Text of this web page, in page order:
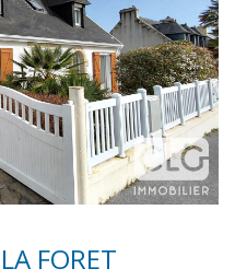
FORET